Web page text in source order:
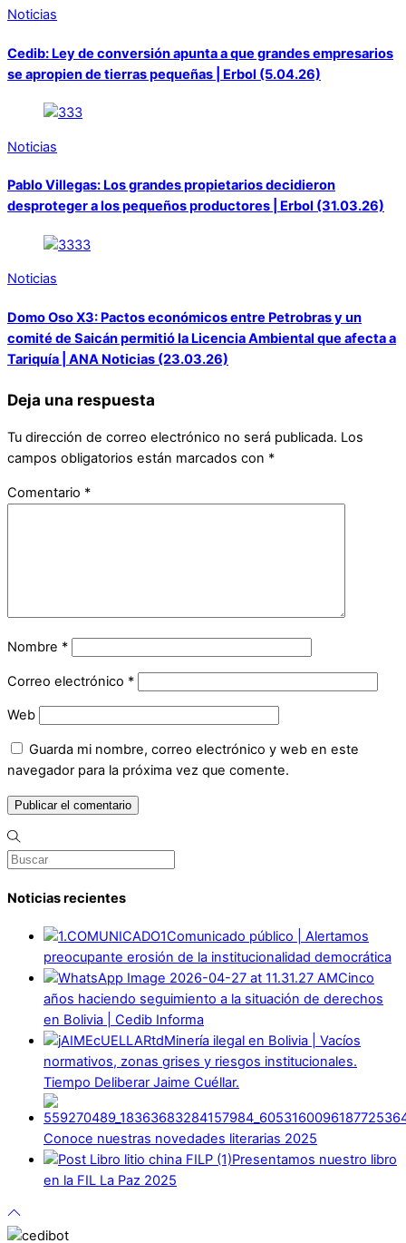
Noticias
Cedib: Ley de conversión apunta a que grandes empresarios
se apropien de tierras pequeñas | Erbol (5.04.26)
Noticias
Pablo Villegas: Los grandes propietarios decidieron
desproteger a los pequeños productores | Erbol (31.03.26)
Noticias
Domo Oso X3: Pactos económicos entre Petrobras y un
comité de Saicán permitió la Licencia Ambiental que afecta a
Tariquía | ANA Noticias (23.03.26)
Deja una respuesta
Tu dirección de correo electrónico no será publicada. Los
campos obligatorios están marcados con *
Comentario *
Nombre *
Correo electrónico *
Web
Guarda mi nombre, correo electrónico y web en este
navegador para la próxima vez que comente.
Noticias recientes
Comunicado público | Alertamos
preocupante erosión de la institucionalidad democrática
Cinco
años haciendo seguimiento a la situación de derechos
en Bolivia | Cedib Informa
Minería ilegal en Bolivia | Vacíos
normativos, zonas grises y riesgos institucionales.
Tiempo Deliberar Jaime Cuéllar.
Conoce nuestras novedades literarias 2025
Presentamos nuestro libro
en la FIL La Paz 2025